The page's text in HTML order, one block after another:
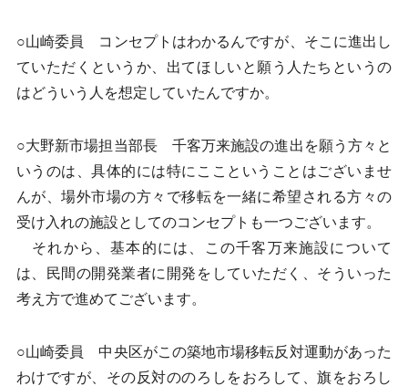
○山崎委員 コンセプトはわかるんですが、そこに進出し
ていただくというか、出てほしいと願う人たちというの
はどういう人を想定していたんですか。
○大野新市場担当部長 千客万来施設の進出を願う方々と
いうのは、具体的には特にここということはございませ
んが、場外市場の方々で移転を一緒に希望される方々の
受け入れの施設としてのコンセプトも一つございます。
それから、基本的には、この千客万来施設について
は、民間の開発業者に開発をしていただく、そういった
考え方で進めてございます。
○山崎委員 中央区がこの築地市場移転反対運動があった
わけですが、その反対ののろしをおろして、旗をおろし